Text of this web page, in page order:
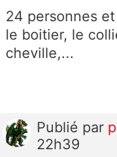
24 personnes
le boitier, le
cheville,...
Publié par
22h39